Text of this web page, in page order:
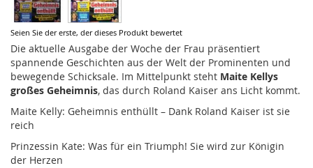
Seien Sie der erste, der dieses Produkt bewertet
Die aktuelle Ausgabe der Woche der Frau präsentiert
spannende Geschichten aus der Welt der Prominenten und
bewegende Schicksale. Im Mittelpunkt steht Maite Kellys
großes Geheimnis, das durch Roland Kaiser ans Licht kommt.
Maite Kelly: Geheimnis enthüllt – Dank Roland Kaiser ist sie
reich
Prinzessin Kate: Was für ein Triumph! Sie wird zur Königin
der Herzen
Zum
Anfang
der
Bildergalerie
springen